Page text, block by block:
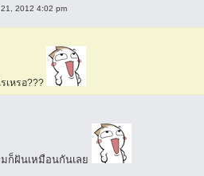
2012 4:02 pm
เหรอ???
ก็ฝันเหมือนกันเลย